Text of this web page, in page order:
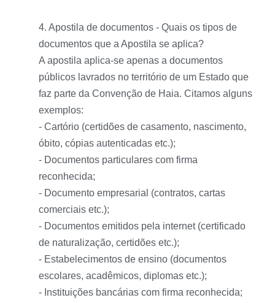
4. Apostila de documentos - Quais os tipos de
documentos que a Apostila se aplica?
A apostila aplica-se apenas a documentos
públicos lavrados no território de um Estado que
faz parte da Convenção de Haia. Citamos alguns
exemplos:
- Cartório (certidões de casamento, nascimento,
óbito, cópias autenticadas etc.);
- Documentos particulares com firma
reconhecida;
- Documento empresarial (contratos, cartas
comerciais etc.);
- Documentos emitidos pela internet (certificado
de naturalização, certidões etc.);
- Estabelecimentos de ensino (documentos
escolares, acadêmicos, diplomas etc.);
- Instituições bancárias com firma reconhecida;